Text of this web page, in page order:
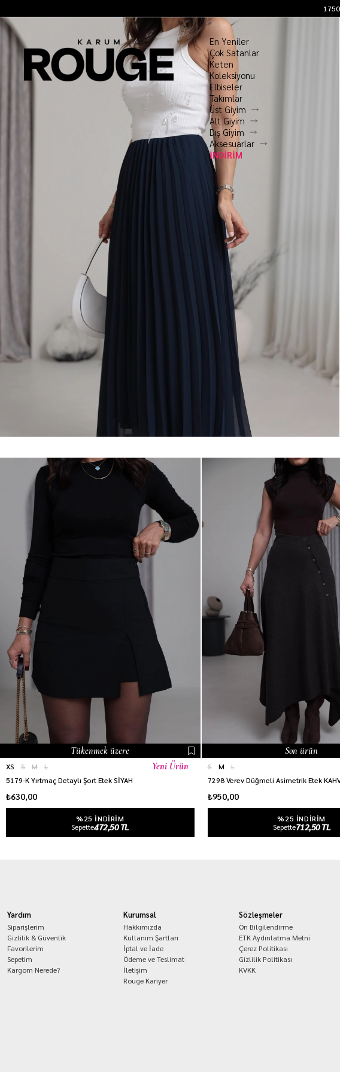
En Yeniler
Çok Satanlar
Keten
Koleksiyonu
Elbiseler
Takımlar
Üst Giyim
Alt Giyim
Dış Giyim
Aksesuarlar
İNDİRİM
Tükenmek üzere
XS S M
L
5179-K Yırtmaç Detaylı Şort Etek SİYAH
₺630,00
%25 INDIRIM
Sepette472,50 TL
Yeni Ürün
Son ürün
S M
L
7298 Verev Düğmeli Asimetrik Etek
₺950,00
%25 INDIRIM
Sepette712,50 TL
Yardım
Siparişlerim
Gizlilik & Güvenlik
Favorilerim
Sepetim
Kargom Nerede?
Kurumsal
Hakkımızda
Kullanım Şartları
İptal ve İade
Ödeme ve Teslimat
İletişim
Rouge Kariyer
Sözleşmeler
Ön Bilgilendirme
ETK Aydınlatma Metni
Çerez Politikası
Gizlilik Politikası
KVKK